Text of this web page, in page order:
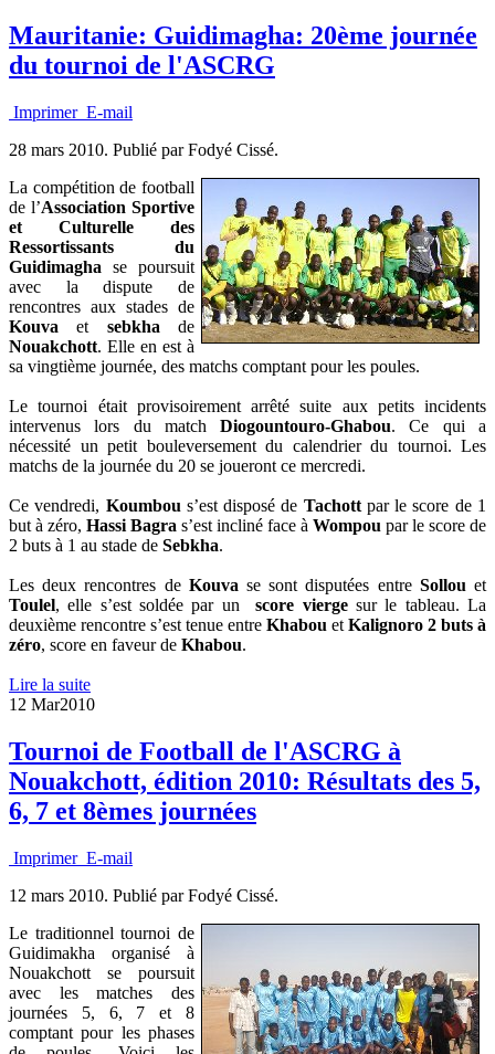
Mauritanie: Guidimagha: 20ème journée
du tournoi de l'ASCRG
Imprimer E-mail
28 mars 2010. Publié par Fodyé Cissé.
La compétition de football
de l’Association Sportive
et Culturelle des
Ressortissants du
Guidimagha se poursuit
avec la dispute de
rencontres aux stades de
Kouvaet sebkha de
Nouakchott. Elle en est à
sa vingtième journée, des matchs comptant pour les poules.
Le tournoi était provisoirement arrêté suite aux petits incidents
intervenus lors du matchDiogountouro-Ghabou. Ce qui a
nécessité un petit bouleversement du calendrier du tournoi. Les
matchs de la journée du 20 se joueront ce mercredi.
Ce vendredi, Koumbou s’est disposé de Tachott par le score de 1
but à zéro, Hassi Bagra s’est incliné face à Wompou par le score de
2 buts à 1 au stade de Sebkha.
Les deux rencontres de Kouvase sont disputées entre Sollouet
Toulel, elle s’est soldée par unscore viergesur le tableau. La
deuxième rencontre s’est tenue entre Khabou et Kalignoro 2 buts à
zéro, score en faveur de Khabou.
Lire la suite
12 Mar2010
Tournoi de Football de l'ASCRG à
Nouakchott, édition 2010: Résultats des 5,
6, 7 et 8èmes journées
Imprimer E-mail
12 mars 2010. Publié par Fodyé Cissé.
Le traditionnel tournoi de
Guidimakha organisé à
Nouakchott se poursuit
avec les matches des
journées 5, 6, 7 et 8
comptant pour les phases